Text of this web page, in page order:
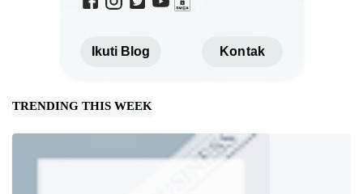
Ikuti Blog Kontak
TRENDING THIS WEEK